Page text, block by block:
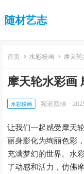
随材艺志
首页 水彩粉画 摩天
摩天轮水彩画
水彩粉画 宛若颜倾 ·
让我们一起感受摩天
丽身影化为绚丽色彩
充满梦幻的世界。水
了动感和活力，仿佛